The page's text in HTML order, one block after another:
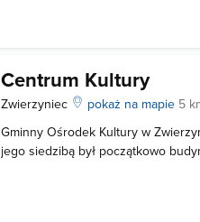
Centrum Kultury
Zwierzyniec pokaż na mapie 5
Gminny Ośrodek Kultury w
jego siedzibą był początkowo